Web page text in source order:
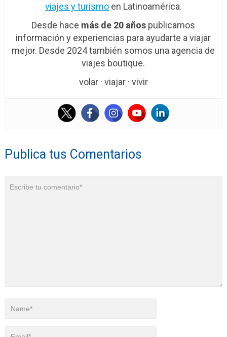
viajes y turismoen Latinoamérica.
Desde hace más de 20 años publicamos
información y experiencias para ayudarte a viajar
mejor. Desde 2024 también somos una agencia de
viajes boutique.
volar · viajar · vivir
Publica tus Comentarios